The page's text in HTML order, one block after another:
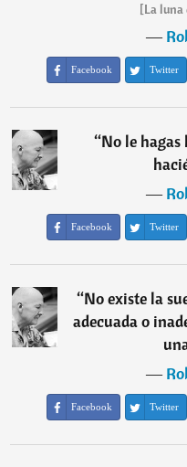
[La luna
―
Facebook Twitter
“No le
―
Facebook Twitter
“No existe la
adecuada o
―
Facebook Twitter